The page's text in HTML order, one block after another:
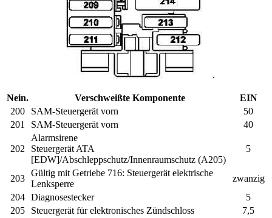
Nein. Verschweißte Komponente
EIN
200
SAM-Steuergerät vorn
50
201
SAM-Steuergerät vorn 40
202
Alarmsirene
Steuergerät ATA
[EDW]/Abschleppschutz/Innenraumschutz (A205)
5
203
Gültig mit Getriebe 716: Steuergerät elektrische
Lenksperre
zwanzig
204 Diagnosestecker
5
205
Steuergerät für elektronisches Zündschloss
7,5